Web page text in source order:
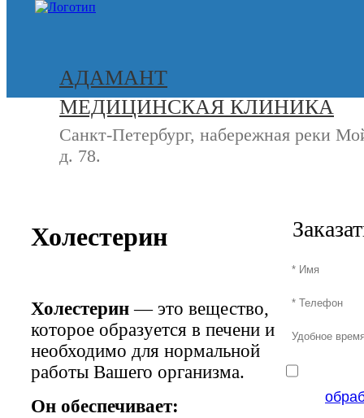
АДАМАНТ
МЕДИЦИНСКАЯ КЛИНИКА
Санкт-Петербург, набережная реки
д. 78.
Холестерин
Холестерин — это вещество,
которое образуется в печени и
необходимо для нормальной
работы Вашего организма.
Он обеспечивает: